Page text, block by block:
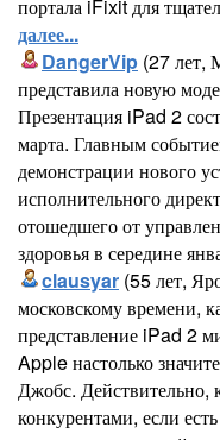
портала iFixit для
далее...
DangerVip (27 лет,
представила новую
Презентация iPad 2
марта. Главным
демонстрации нового
исполнительного
отошедшего от
здоровья в середине
clausyar (55 лет,
московскому времени,
представление iPad 2
Apple настолько
Джобс. Действительно,
конкурентами, если